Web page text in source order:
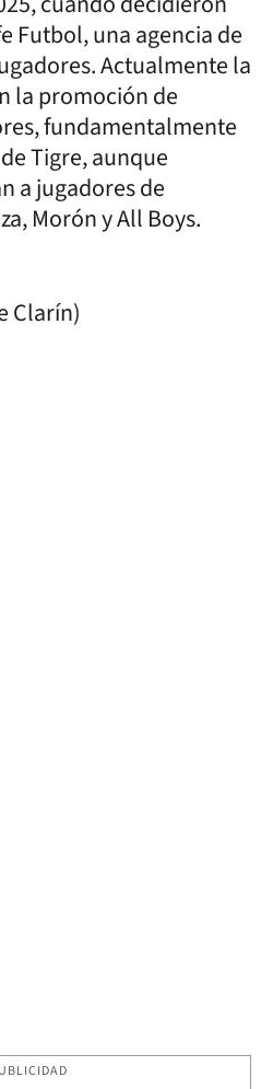
Futbol, una agencia de
Actualmente la
la promoción de
fundamentalmente
Tigre, aunque
a jugadores de
Morón y All Boys.
Clarín)